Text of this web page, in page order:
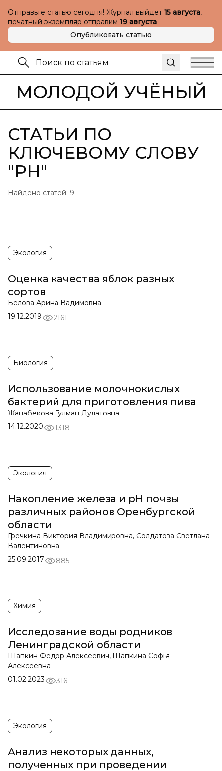
Отправьте статью сегодня! Журнал выйдет 15 августа,
печатный экземпляр отправим 19 августа
Опубликовать статью
МОЛОДОЙ УЧЁНЫЙ
СТАТЬИ ПО
КЛЮЧЕВОМУ СЛОВУ
"PH"
Найдено статей: 9
Экология
Оценка качества яблок разных
сортов
Белова Арина Вадимовна
19.12.2019
2161
Биология
Использование молочнокислых
бактерий для приготовления пива
Жанабекова Гулман Дулатовна
14.12.2020
1318
Экология
Накопление железа и pH почвы
различных районов Оренбургской
области
Гречкина Виктория Владимировна, Солдатова Светлана
Валентиновна
25.09.2017
885
Химия
Исследование воды родников
Ленинградской области
Шапкин Федор Алексеевич, Шапкина Софья
Алексеевна
01.02.2023
316
Экология
Анализ некоторых данных,
полученных при проведении